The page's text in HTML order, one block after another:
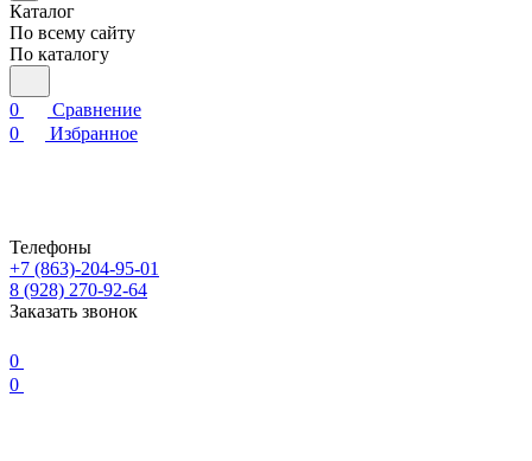
Каталог
По всему сайту
По каталогу
0
Сравнение
0
Избранное
Телефоны
+7 (863)-204-95-01
8 (928) 270-92-64
Заказать звонок
0
0